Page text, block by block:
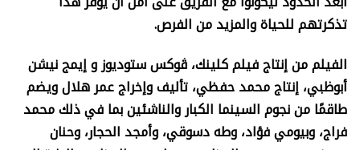
تذكرتهم للحياة والمزيد من الفرص.
الفيلم من إنتاج فيلم كلينك، ڤوكس ستوديوز و إيمج نيشن
أبوظبي، إنتاج محمد حفظي، تأليف وإخراج عمر هلال ويضم
طاقمًا من نجوم السينما الكبار والناشئين بما في ذلك محمد
فراج، وبيومي فؤاد، وطه دسوقي، وأمجد الحجار، وحنان